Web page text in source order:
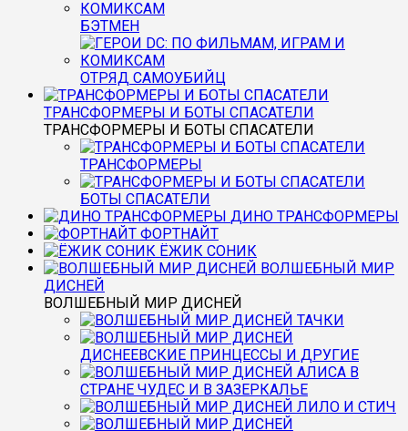
БЭТМЕН
ОТРЯД САМОУБИЙЦ
ТРАНСФОРМЕРЫ И БОТЫ СПАСАТЕЛИ
ТРАНСФОРМЕРЫ И БОТЫ СПАСАТЕЛИ
ТРАНСФОРМЕРЫ
БОТЫ СПАСАТЕЛИ
ДИНО ТРАНСФОРМЕРЫ
ФОРТНАЙТ
ЁЖИК СОНИК
ВОЛШЕБНЫЙ МИР
ДИСНЕЙ
ВОЛШЕБНЫЙ МИР ДИСНЕЙ
ТАЧКИ
ДИСНЕЕВСКИЕ ПРИНЦЕССЫ И ДРУГИЕ
АЛИСА В
СТРАНЕ ЧУДЕС И В ЗАЗЕРКАЛЬЕ
ЛИЛО И СТИЧ